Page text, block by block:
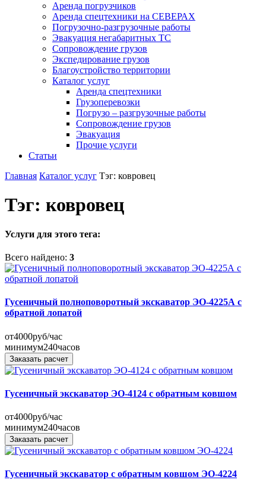
Аренда погрузчиков
Аренда спецтехники на СЕВЕРАХ
Погрузочно-разгрузочные работы
Эвакуация негабаритных ТС
Сопровождение грузов
Экспедирование грузов
Благоустройство территории
Каталог услуг
Аренда спецтехники
Грузоперевозки
Погрузо – разгрузочные работы
Сопровождение грузов
Эвакуация
Прочие услуги
Статьи
Главная Каталог услуг Тэг: ковровец
Тэг: ковровец
Услуги для этого тега:
Всего найдено: 3
Гусеничный полноповоротный экскаватор ЭО-4225А с
обратной лопатой
от4000руб/час
минимум240часов
Заказать расчет
Гусеничный экскаватор ЭО-4124 с обратным ковшом
от4000руб/час
минимум240часов
Заказать расчет
Гусеничный экскаватор с обратным ковшом ЭО-4224